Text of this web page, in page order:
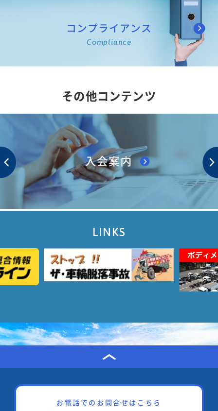
コンプライアンス
Compliance
その他コンテンツ
LINKS
お電話でのお問合せはこちら